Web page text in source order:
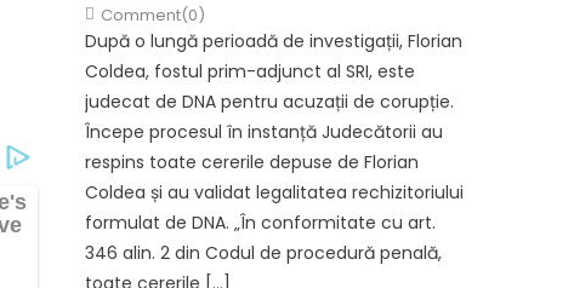
Comment(0)
După o lungă perioadă de investigații, Florian
Coldea, fostul prim-adjunct al SRI, este
judecat de DNA pentru acuzații de corupție.
Începe procesul în instanță Judecătorii au
respins toate cererile depuse de Florian
Coldea și au validat legalitatea rechizitoriului
formulat de DNA. „În conformitate cu art.
346 alin. 2 din Codul de procedură penală,
toate cererile […]